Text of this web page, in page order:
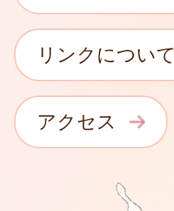
リンクについて
アクセス